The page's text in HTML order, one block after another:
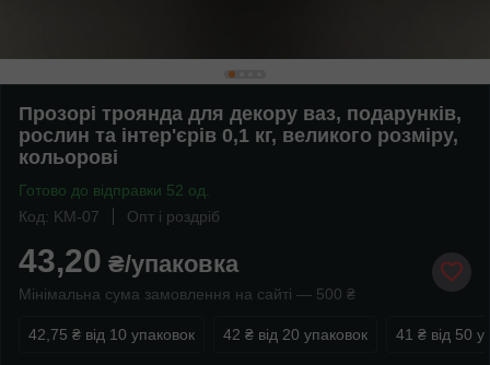
Прозорі троянда для декору ваз, подарунків,
рослин та інтер'єрів 0,1 кг, великого розміру,
кольорові
Готово до відправки 52 од.
Код: KM-07
Опт і роздріб
43,20 ₴/упаковка
Мінімальна сума замовлення на сайті — 500 ₴
42,75 ₴ від 10 упаковок 42 ₴ від 20 упаковок 41 ₴ від 50